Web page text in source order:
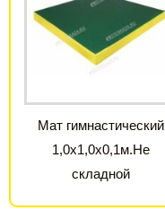
Мат гимнастический
1,0х1,0х0,1м.Не
складной